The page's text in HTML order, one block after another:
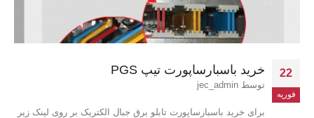
22
فوریه
خرید باسبارساپورت تیپ PGS
توسط jec_admin
برای خرید باسبارساپورت تابلو برق جبال الکتریک بر روی لینک زیر